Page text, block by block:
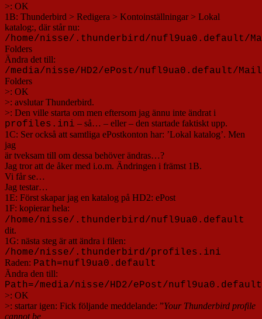
>: OK
1B: Thunderbird > Redigera > Kontoinställningar > Lokal
katalog:, där står nu:
/home/nisse/.thunderbird/nufl9ua0.default/
Folders
Ändra det till:
/media/nisse/HD2/ePost/nufl9ua0.default/
Folders
>: OK
>: avslutar Thunderbird.
>: Den ville starta om men eftersom jag ännu inte ändrat i
profiles.ini – så… – eller – den startade faktiskt upp.
1C: Ser också att samtliga ePostkonton har: ’Lokal katalog’. Men
jag
är tveksam till om dessa behöver ändras…?
Jag tror att de åker med i.o.m. Ändringen i främst 1B.
Vi får se…
Jag testar…
1E: Först skapar jag en katalog på HD2: ePost
1F: kopierar hela:
/home/nisse/.thunderbird/nufl9ua0.default
dit.
1G: nästa steg är att ändra i filen:
/home/nisse/.thunderbird/profiles.ini
Raden: Path=nufl9ua0.default
Ändra den till:
Path=/media/nisse/HD2/ePost/nufl9ua0.default
>: OK
>: startar igen: Fick följande meddelande: ”Your Thunderbird profile
cannot be